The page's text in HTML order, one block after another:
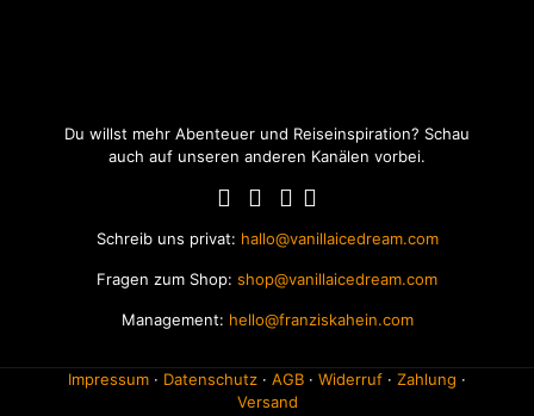
Du willst mehr Abenteuer und Reiseinspiration? Schau
auch auf unseren anderen Kanälen vorbei.
Schreib uns privat: hallo@vanillaicedream.com
Fragen zum Shop: shop@vanillaicedream.com
Management: hello@franziskahein.com
Impressum · Datenschutz · AGB · Widerruf · Zahlung ·
Versand